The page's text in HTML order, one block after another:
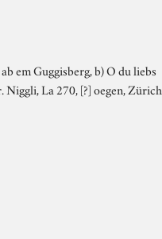
em Guggisberg, b) O du liebs
La 270, [?] oegen, Zürich